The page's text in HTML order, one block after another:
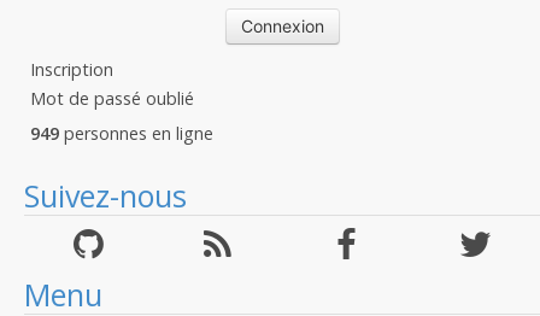
Inscription
Mot de passé oublié
949 personnes en ligne
Suivez-nous
Menu